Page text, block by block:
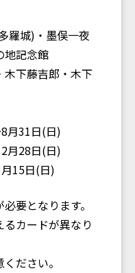
羅城)・墨俣一夜
地記念館
木下藤吉郎・木下
月31日(日)
月28日(日)
15日(日)
要となります。
カードが異なり
ださい。